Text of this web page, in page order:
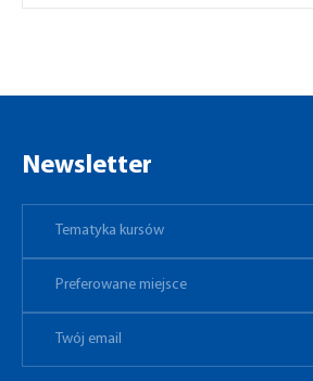
Newsletter
Tematyka kursów
Preferowane miejsce